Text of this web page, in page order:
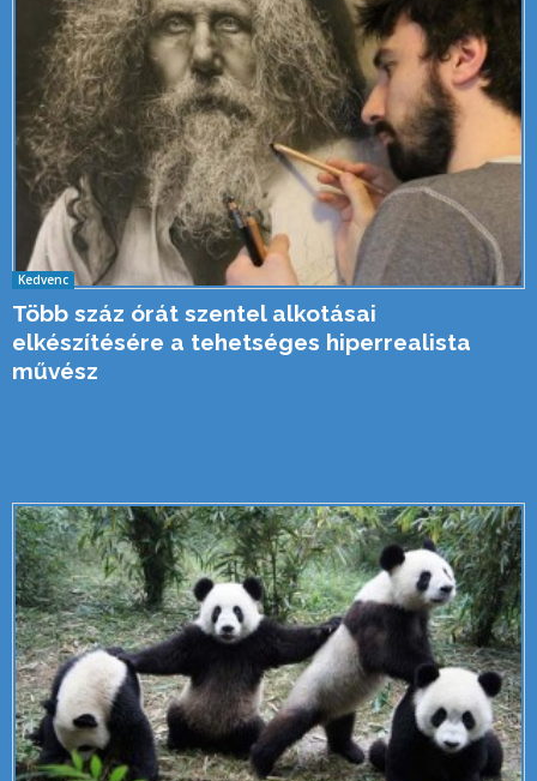
Kedvenc
Több száz órát szentel alkotásai
elkészítésére a tehetséges hiperrealista
művész